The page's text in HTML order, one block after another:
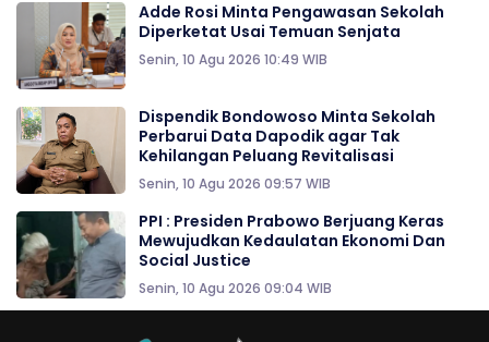
Adde Rosi Minta Pengawasan Sekolah
Diperketat Usai Temuan Senjata
Senin, 10 Agu 2026 10:49 WIB
Dispendik Bondowoso Minta Sekolah
Perbarui Data Dapodik agar Tak
Kehilangan Peluang Revitalisasi
Senin, 10 Agu 2026 09:57 WIB
PPI : Presiden Prabowo Berjuang Keras
Mewujudkan Kedaulatan Ekonomi Dan
Social Justice
Senin, 10 Agu 2026 09:04 WIB